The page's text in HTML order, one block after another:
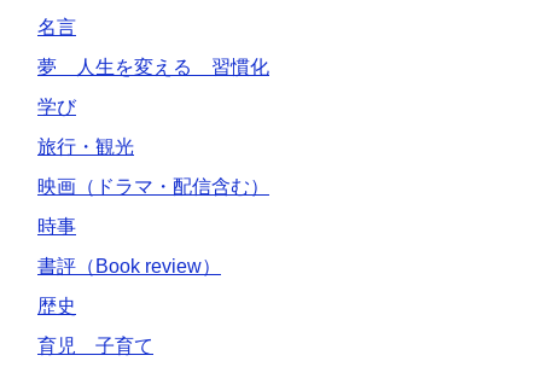
名言
夢 人生を変える 習慣化
学び
旅行・観光
映画（ドラマ・配信含む）
時事
書評（Book review）
歴史
育児 子育て